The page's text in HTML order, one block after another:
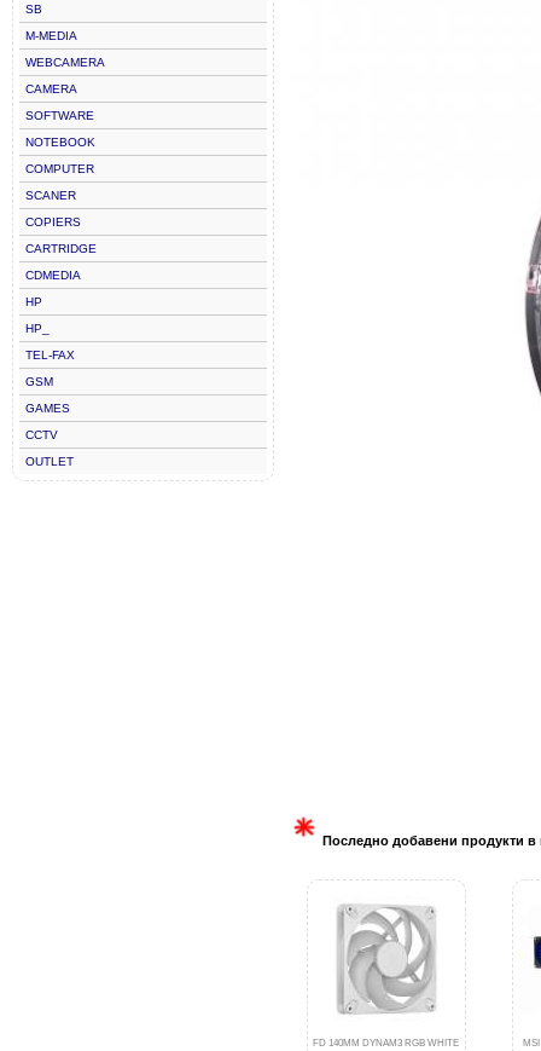
SB
M-MEDIA
WEBCAMERA
CAMERA
SOFTWARE
NOTEBOOK
COMPUTER
SCANER
COPIERS
CARTRIDGE
CDMEDIA
HP
HP_
TEL-FAX
GSM
GAMES
CCTV
OUTLET
Последно добавени продукти в
FD 140MM DYNAM3 RGB WHITE